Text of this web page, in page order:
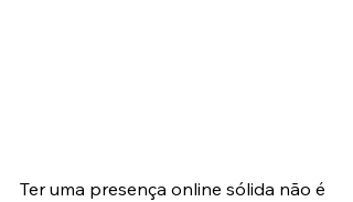
Ter uma presença online sólida não é